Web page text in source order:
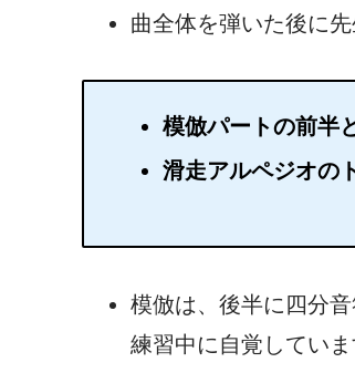
曲全体を弾いた後に
模倣パートの前半
滑走アルペジオの
模倣は、後半に四分
練習中に自覚してい